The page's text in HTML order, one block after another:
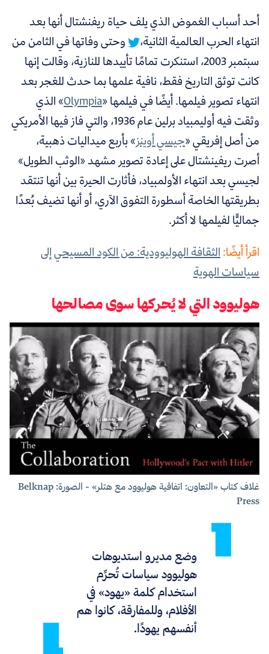
أحد أسباب الغموض الذي يلف حياة ريفنشتال أنها بعد
انتهاء الحرب العالمية الثانية،
وحتى وفاتها في الثامن من
سبتمبر 2003، استنكرت تمامًا تأييدها للنازية، وقالت إنها
كانت توثق التاريخ فقط، نافية علمها بما حدث للغجر بعد
انتهاء تصوير فيلمها. أيضًا في فيلمها «Olympia» الذي
وثقت فيه أوليمبياد برلين عام 1936، والتي فاز فيها الأمريكي
من أصل إفريقي «جيسي أوينز» بأربع ميداليات ذهبية،
أصرت ريفينشتال على إعادة تصوير مشهد «الوثب الطويل»
لجيسي بعد انتهاء الأولمبياد، فأثارت الحيرة بين أنها تنتقد
بطريقتها الخاصة أسطورة التفوق الآري، أو أنها تضيف بُعدًا
جماليًّا لفيلمها لا أكثر.
اقرأ أيضًا:الثقافة الهوليوودية: من الكود المسيحي إلى
سياسات الهوية
هوليوود التي لا يُحركها سوى مصالحها
غلاف كتاب«التعاون: اتفاقية هوليوود مع هتلر
» - الصورة: Belknap
Press
وضع مديرو استديوهات
هوليوود سياسات تُحرِّم
استخدام كلمة «يهود» في
الأفلام، وللمفارقة، كانوا هم
أنفسهم يهودًا.